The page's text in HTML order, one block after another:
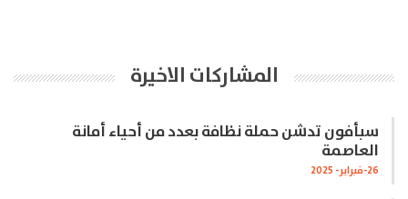
المشاركات الاخيرة
سبأفون تدشن حملة نظافة بعدد من أحياء أمانة
العاصمة
26-فبراير- 2025